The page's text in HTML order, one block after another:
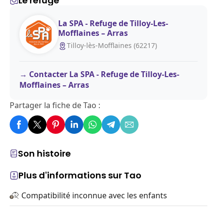
Son histoire
Plus d'informations sur Tao
Compatibilité inconnue avec les enfants
La SPA - Refuge de Tilloy-Les-
Mofflaines – Arras
Tilloy-lès-Mofflaines (62217)
Contacter La SPA - Refuge de Tilloy-Les-
Mofflaines – Arras
Partager la fiche de Tao :